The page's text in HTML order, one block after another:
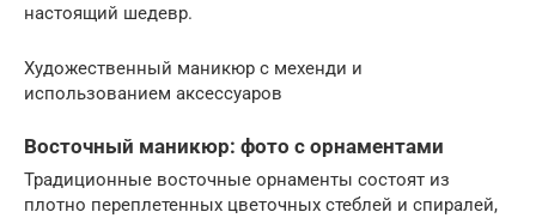
настоящий шедевр.
Художественный маникюр с мехенди и
использованием аксессуаров
Восточный маникюр: фото с орнаментами
Традиционные восточные орнаменты состоят из
плотно переплетенных цветочных стеблей и спиралей,